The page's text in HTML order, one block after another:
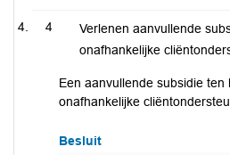
4
Verlenen aanvullende
onafhankelijke
Een aanvullende subsidie ten
onafhankelijke
Besluit